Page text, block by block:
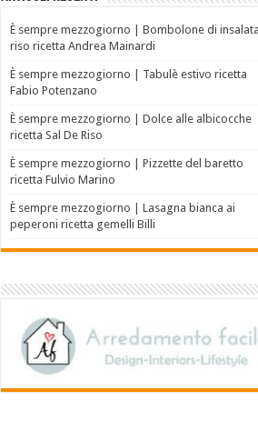
È sempre mezzogiorno | Bombolone di
riso ricetta Andrea Mainardi
È sempre mezzogiorno | Tabulè estivo ricetta
Fabio Potenzano
È sempre mezzogiorno | Dolce alle albicocche
ricetta Sal De Riso
È sempre mezzogiorno | Pizzette del baretto
ricetta Fulvio Marino
È sempre mezzogiorno | Lasagna bianca ai
peperoni ricetta gemelli Billi